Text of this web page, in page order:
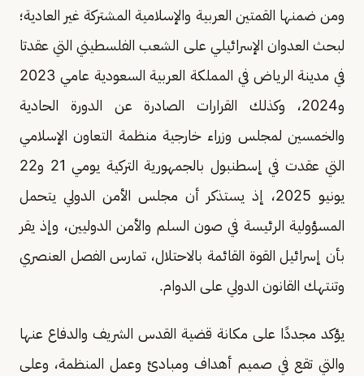
ومن ضمنها القمتين العربية والإسلامية المشتركة غير العادية؛
لبحث العدوان الإسرائيلي على الشعب الفلسطيني التي عقدتا
في مدينة الرياض في المملكة العربية السعودية عامي 2023
و2024، وكذلك القرارات الصادرة عن الدورة الحادية
والخمسين لمجلس وزراء خارجية منظمة التعاون الإسلامي
التي عقدت في إسطنبول بالجمهورية التركية يومي 21 و22
يونيو 2025، إذ يستذكر أن مجلس الأمن الدولي يتحمل
المسؤولية الرئيسة في صون السلم والأمن الدوليين، وإذ يقر
بأن إسرائيل القوة القائمة بالاحتلال، تمارس الفصل العنصري
وتنتهك القانون الدولي على الدوام.
يؤكد مجددًا على مكانة قضية القدس الشريف والدفاع عنها
والتي تقع في صميم أهداف ومبادئ وعمل المنظمة، وعلى